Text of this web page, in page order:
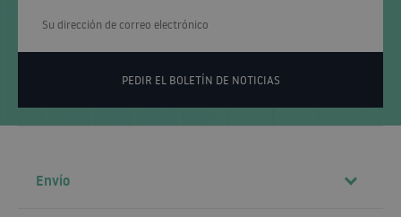
PEDIR EL BOLETÍN DE NOTICIAS
Envío